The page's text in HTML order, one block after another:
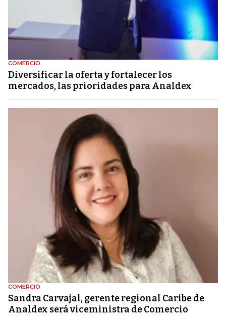
COMERCIO
Diversificar la oferta y fortalecer los
mercados, las prioridades para Analdex
COMERCIO
Sandra Carvajal, gerente regional Caribe de
Analdex será viceministra de Comercio